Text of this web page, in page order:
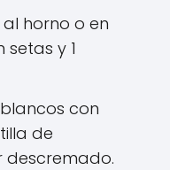
horno o en
y 1
con
de
descremado.